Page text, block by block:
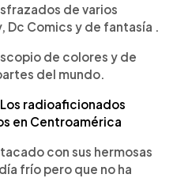
de varios
Dc Comics y de fantasía .
de colores y de
del mundo.
Los radioaficionados
en Centroamérica
con sus hermosas
frío pero que no ha